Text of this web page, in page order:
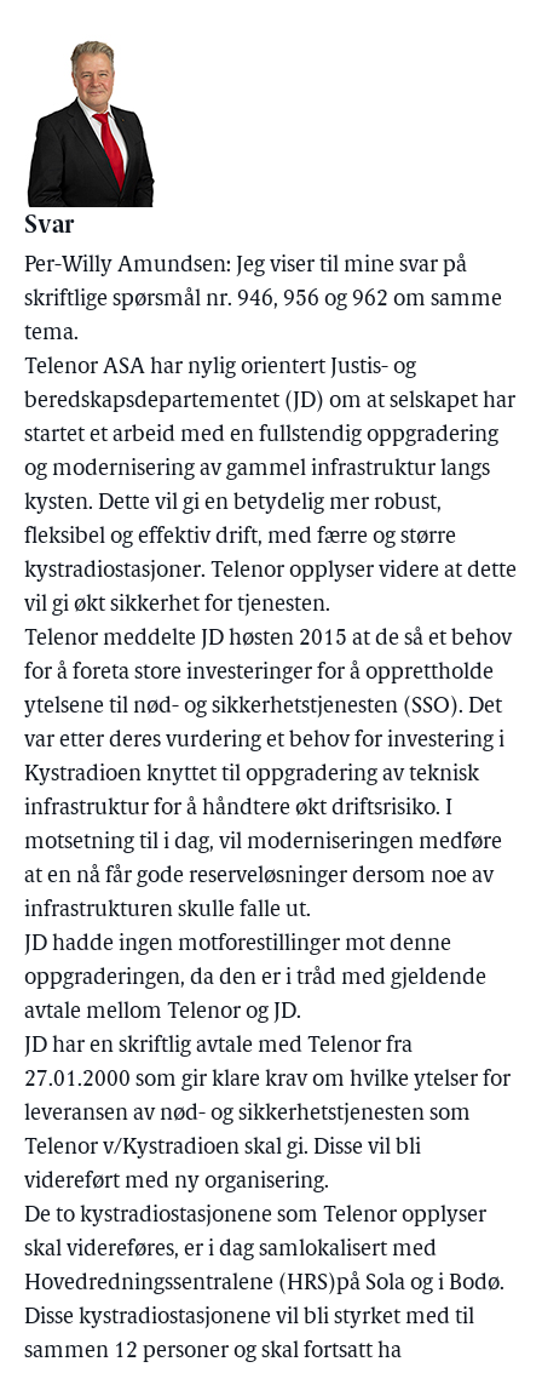
Svar
Per-Willy Amundsen: Jeg viser til mine svar på
skriftlige spørsmål nr. 946, 956 og 962 om samme
tema.
Telenor ASA har nylig orientert Justis- og
beredskapsdepartementet (JD) om at selskapet har
startet et arbeid med en fullstendig oppgradering
og modernisering av gammel infrastruktur langs
kysten. Dette vil gi en betydelig mer robust,
fleksibel og effektiv drift, med færre og større
kystradiostasjoner. Telenor opplyser videre at dette
vil gi økt sikkerhet for tjenesten.
Telenor meddelte JD høsten 2015 at de så et behov
for å foreta store investeringer for å opprettholde
ytelsene til nød- og sikkerhetstjenesten (SSO). Det
var etter deres vurdering et behov for investering i
Kystradioen knyttet til oppgradering av teknisk
infrastruktur for å håndtere økt driftsrisiko. I
motsetning til i dag, vil moderniseringen medføre
at en nå får gode reserveløsninger dersom noe av
infrastrukturen skulle falle ut.
JD hadde ingen motforestillinger mot denne
oppgraderingen, da den er i tråd med gjeldende
avtale mellom Telenor og JD.
JD har en skriftlig avtale med Telenor fra
27.01.2000 som gir klare krav om hvilke ytelser for
leveransen av nød- og sikkerhetstjenesten som
Telenor v/Kystradioen skal gi. Disse vil bli
videreført med ny organisering.
De to kystradiostasjonene som Telenor opplyser
skal videreføres, er i dag samlokalisert med
Hovedredningssentralene (HRS)på Sola og i Bodø.
Disse kystradiostasjonene vil bli styrket med til
sammen 12 personer og skal fortsatt ha